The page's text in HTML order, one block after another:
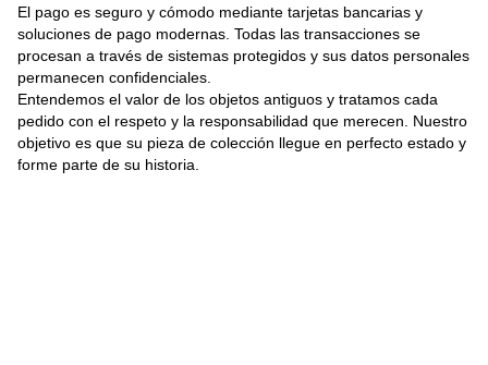
El pago es seguro y cómodo mediante tarjetas bancarias y
soluciones de pago modernas. Todas las transacciones se
procesan a través de sistemas protegidos y sus datos personales
permanecen confidenciales.
Entendemos el valor de los objetos antiguos y tratamos cada
pedido con el respeto y la responsabilidad que merecen. Nuestro
objetivo es que su pieza de colección llegue en perfecto estado y
forme parte de su historia.